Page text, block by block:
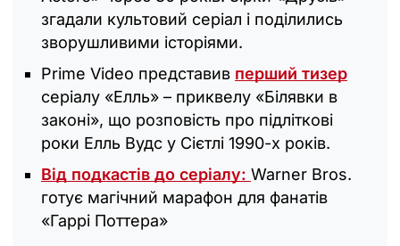
згадали культовий серіал і поділились
зворушливими історіями.
Prime Video представив перший тизер
серіалу «Елль» – приквелу «Білявки в
законі», що розповість про підліткові
роки Елль Вудс у Сієтлі 1990-х років.
Від подкастів до серіалу: Warner Bros.
готує магічний марафон для фанатів
«Гаррі Поттера»